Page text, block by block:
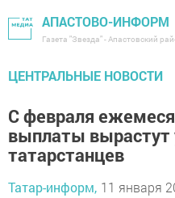
АПАСТОВО-ИНФОРМ
Газета "Звезда" - Апастовский
ЦЕНТРАЛЬНЫЕ НОВОСТИ
С февраля
выплаты вырастут
татарстанцев
Татар-информ, 11 января